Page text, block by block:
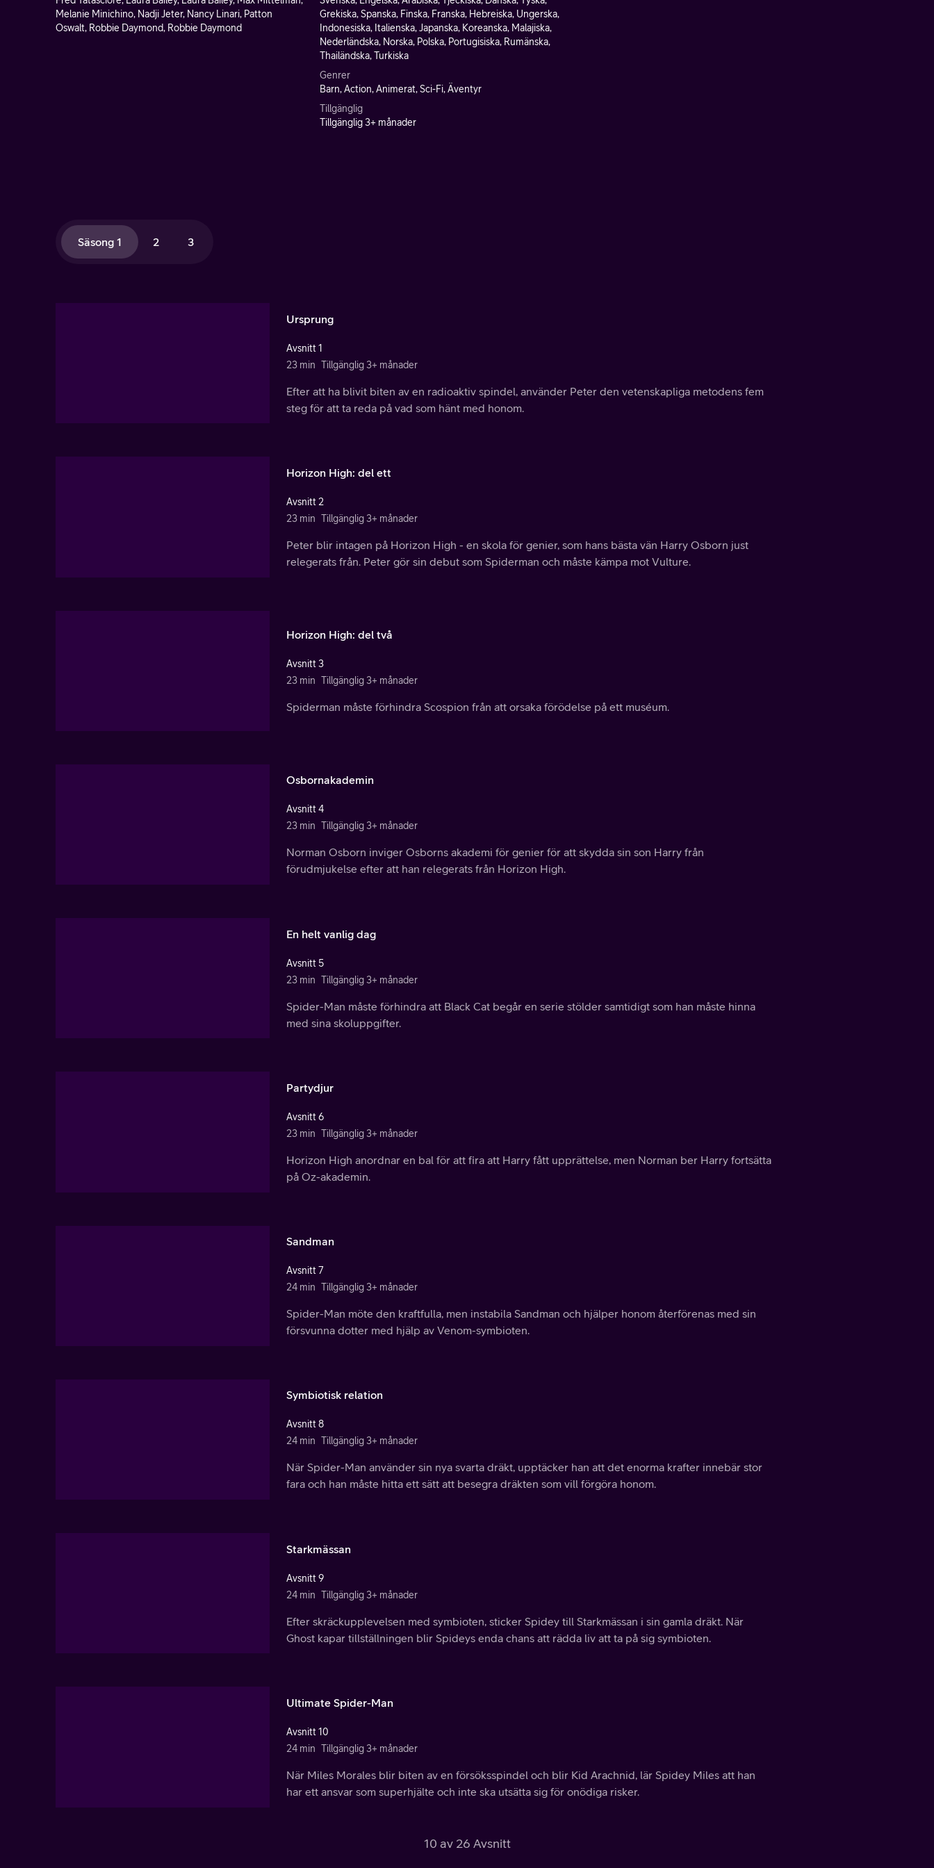
Melanie Minichino, Nadji Jeter, Nancy Linari, Patton
Oswalt, Robbie Daymond, Robbie Daymond
Grekiska, Spanska, Finska, Franska, Hebreiska, Ungerska,
Indonesiska, Italienska, Japanska, Koreanska, Malajiska,
Nederländska, Norska, Polska, Portugisiska, Rumänska,
Thailändska, Turkiska
Genrer
Barn, Action, Animerat, Sci-Fi, Äventyr
Tillgänglig
Tillgänglig 3+ månader
Säsong 1 2 3
Ursprung
Avsnitt 1
23 min Tillgänglig 3+ månader
Efter att ha blivit biten av en radioaktiv spindel, använder Peter den vetenskapliga metodens fem
steg för att ta reda på vad som hänt med honom.
Horizon High: del ett
Avsnitt 2
23 min Tillgänglig 3+ månader
Peter blir intagen på Horizon High - en skola för genier, som hans bästa vän Harry Osborn just
relegerats från. Peter gör sin debut som Spiderman och måste kämpa mot Vulture.
Horizon High: del två
Avsnitt 3
23 min Tillgänglig 3+ månader
Spiderman måste förhindra Scospion från att orsaka förödelse på ett muséum.
Osbornakademin
Avsnitt 4
23 min Tillgänglig 3+ månader
Norman Osborn inviger Osborns akademi för genier för att skydda sin son Harry från
förudmjukelse efter att han relegerats från Horizon High.
En helt vanlig dag
Avsnitt 5
23 min Tillgänglig 3+ månader
Spider-Man måste förhindra att Black Cat begår en serie stölder samtidigt som han måste hinna
med sina skoluppgifter.
Partydjur
Avsnitt 6
23 min Tillgänglig 3+ månader
Horizon High anordnar en bal för att fira att Harry fått upprättelse, men Norman ber Harry fortsätta
på Oz-akademin.
Sandman
Avsnitt 7
24 min Tillgänglig 3+ månader
Spider-Man möte den kraftfulla, men instabila Sandman och hjälper honom återförenas med sin
försvunna dotter med hjälp av Venom-symbioten.
Symbiotisk relation
Avsnitt 8
24 min Tillgänglig 3+ månader
När Spider-Man använder sin nya svarta dräkt, upptäcker han att det enorma krafter innebär stor
fara och han måste hitta ett sätt att besegra dräkten som vill förgöra honom.
Starkmässan
Avsnitt 9
24 min Tillgänglig 3+ månader
Efter skräckupplevelsen med symbioten, sticker Spidey till Starkmässan i sin gamla dräkt. När
Ghost kapar tillställningen blir Spideys enda chans att rädda liv att ta på sig symbioten.
Ultimate Spider-Man
Avsnitt 10
24 min Tillgänglig 3+ månader
När Miles Morales blir biten av en försöksspindel och blir Kid Arachnid, lär Spidey Miles att han
har ett ansvar som superhjälte och inte ska utsätta sig för onödiga risker.
10 av 26 Avsnitt